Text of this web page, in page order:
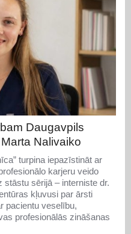
Daugavpils
Nalivaiko
turpina iepazīstināt ar
karjeru veido
sērijā – interniste dr.
kļuvusi par ārsti
pacientu veselību,
profesionālās zināšanas